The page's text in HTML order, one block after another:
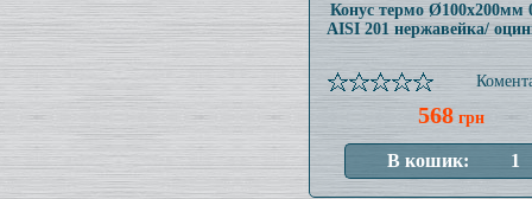
Конус термо Ø100x200мм
AISI 201 нержавейка/
568 грн